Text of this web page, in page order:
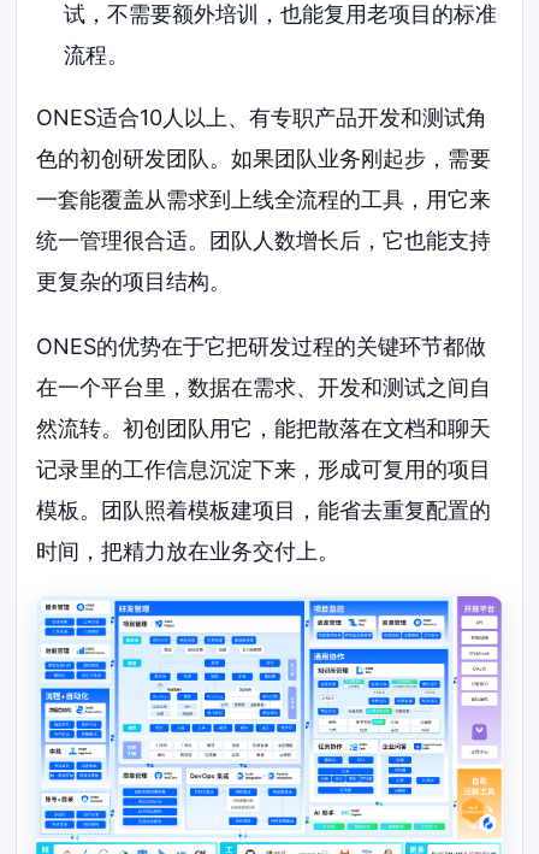
试，不需要额外培训，也能复用老项目的标准
流程。
ONES适合10人以上、有专职产品开发和测试角
色的初创研发团队。如果团队业务刚起步，需要
一套能覆盖从需求到上线全流程的工具，用它来
统一管理很合适。团队人数增长后，它也能支持
更复杂的项目结构。
ONES的优势在于它把研发过程的关键环节都做
在一个平台里，数据在需求、开发和测试之间自
然流转。初创团队用它，能把散落在文档和聊天
记录里的工作信息沉淀下来，形成可复用的项目
模板。团队照着模板建项目，能省去重复配置的
时间，把精力放在业务交付上。